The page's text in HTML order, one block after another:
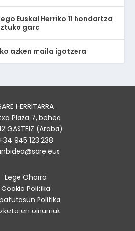
Euskal Herriko 11 hondartza
gara
azken maila igotzera
HERRITARRA
Plaza 7, behea
GASTEIZ (Araba)
+34 945 123 238
Lege Oharra
Cookie Politika
Politika
oinarriak